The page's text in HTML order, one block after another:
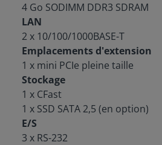
4 Go SODIMM DDR3 SDRAM
LAN
2 x 10/100/1000BASE-T
Emplacements d'extension
1 x mini PCIe pleine taille
Stockage
1 x CFast
1 x SSD SATA 2,5 (en option)
E/S
3 x RS-232